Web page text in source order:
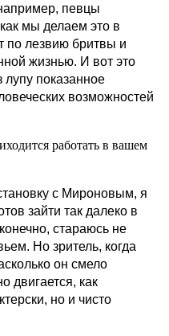
певцы
мы делаем это в
по лезвию бритвы и
жизнью. И вот это
лупу показанное
возможностей
работать в вашем
с Мироновым, я
зайти так далеко в
стараюсь не
Но зритель, когда
он смело
двигается, как
но и чисто